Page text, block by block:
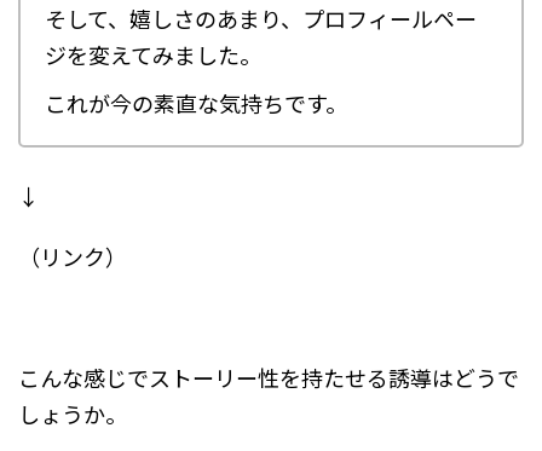
そして、嬉しさのあまり、プロフィールペー
ジを変えてみました。
これが今の素直な気持ちです。
↓
（リンク）
こんな感じでストーリー性を持たせる誘導はどうで
しょうか。